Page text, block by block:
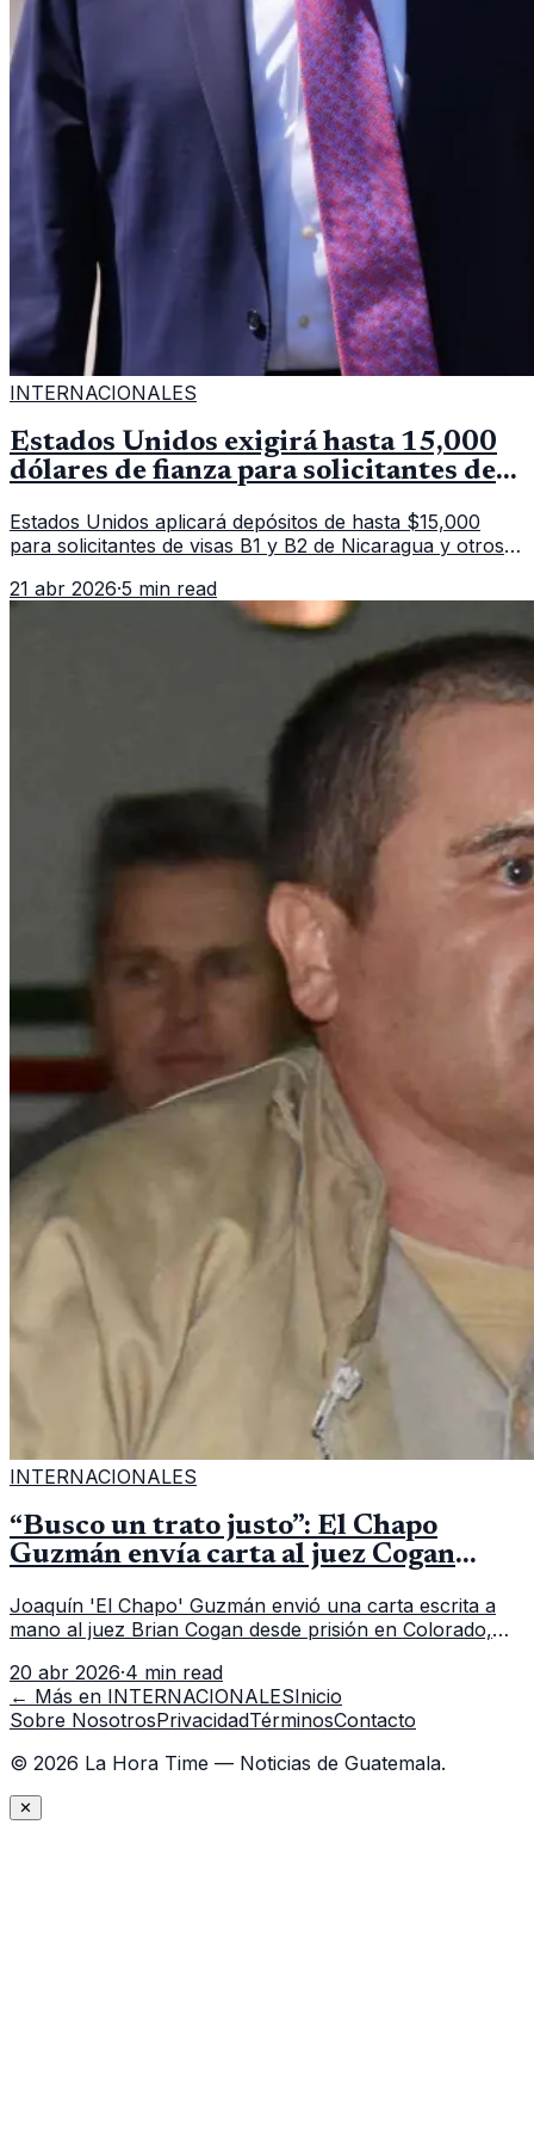
INTERNACIONALES
Estados Unidos exigirá hasta 15,000
dólares de fianza para solicitantes de
Estados Unidos aplicará depósitos de hasta $15,000
para solicitantes de visas B1 y B2 de Nicaragua y otros
nuevas políticas migratorias.
21 abr 2026·5 min read
INTERNACIONALES
“Busco un trato justo”: El Chapo
Guzmán envía carta al juez Cogan
Joaquín 'El Chapo' Guzmán envió una carta escrita a
mano al juez Brian Cogan desde prisión en Colorado,
solicitando un trato justo en EE.UU.
20 abr 2026·4 min read
← Más en INTERNACIONALESInicio
Sobre NosotrosPrivacidadTérminosContacto
© 2026 La Hora Time — Noticias de Guatemala.